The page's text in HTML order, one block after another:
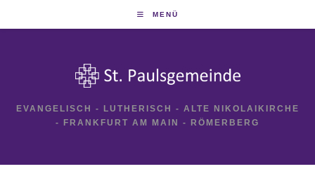
MENÜ
EVANGELISCH - LUTHERISCH - ALTE NIKOLAIKIRCHE
- FRANKFURT AM MAIN - RÖMERBERG